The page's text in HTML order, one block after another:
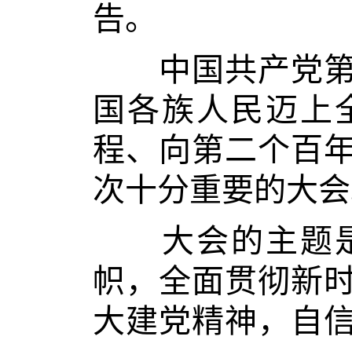
告。
中国共产党第
国各族人民迈上
程、向第二个百
次十分重要的大
大会的主题是
帜，全面贯彻新
大建党精神，自